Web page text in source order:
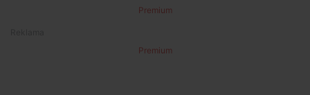
Premium
Premium